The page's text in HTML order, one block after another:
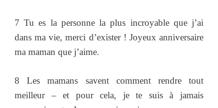
7 Tu es la personne la plus incroyable que j’ai
dans ma vie, merci d’exister ! Joyeux anniversaire
ma maman que j’aime.
8 Les mamans savent comment rendre tout
meilleur – et pour cela, je te suis à jamais